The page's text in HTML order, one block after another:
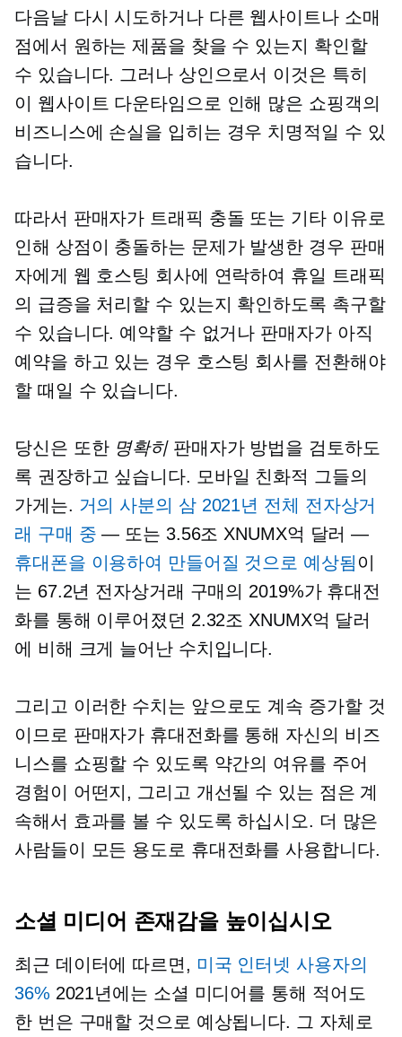
다음날 다시 시도하거나 다른 웹사이트나 소매
점에서 원하는 제품을 찾을 수 있는지 확인할
수 있습니다. 그러나 상인으로서 이것은 특히
이 웹사이트 다운타임으로 인해 많은 쇼핑객의
비즈니스에 손실을 입히는 경우 치명적일 수 있
습니다.
따라서 판매자가 트래픽 충돌 또는 기타 이유로
인해 상점이 충돌하는 문제가 발생한 경우 판매
자에게 웹 호스팅 회사에 연락하여 휴일 트래픽
의 급증을 처리할 수 있는지 확인하도록 촉구할
수 있습니다. 예약할 수 없거나 판매자가 아직
예약을 하고 있는 경우 호스팅 회사를 전환해야
할 때일 수 있습니다.
당신은 또한 명확히판매자가 방법을 검토하도
록 권장하고 싶습니다. 모바일 친화적 그들의
가게는. 거의 사분의 삼2021년 전체 전자상거
래 구매 중 — 또는 3.56조 XNUMX억 달러 —
휴대폰을 이용하여 만들어질 것으로 예상됨 이
는 67.2년 전자상거래 구매의 2019%가 휴대전
화를 통해 이루어졌던 2.32조 XNUMX억 달러
에 비해 크게 늘어난 수치입니다.
그리고 이러한 수치는 앞으로도 계속 증가할 것
이므로 판매자가 휴대전화를 통해 자신의 비즈
니스를 쇼핑할 수 있도록 약간의 여유를 주어
경험이 어떤지, 그리고 개선될 수 있는 점은 계
속해서 효과를 볼 수 있도록 하십시오. 더 많은
사람들이 모든 용도로 휴대전화를 사용합니다.
소셜 미디어 존재감을 높이십시오
최근 데이터에 따르면, 미국 인터넷 사용자의
36% 2021년에는 소셜 미디어를 통해 적어도
한 번은 구매할 것으로 예상됩니다. 그 자체로